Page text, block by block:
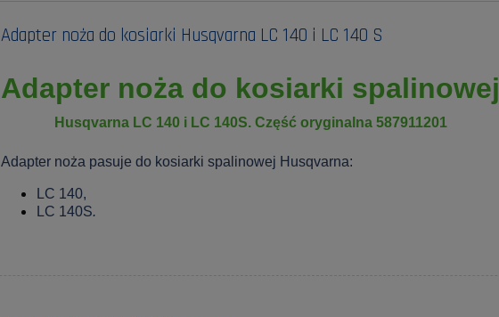
Adapter noża do kosiarki Husqvarna LC 140 i LC 140 S
Adapter noża do kosiarki spalinowej
Husqvarna LC 140 i LC 140S. Część oryginalna 587911201
Adapter noża pasuje do kosiarki spalinowej Husqvarna:
LC 140,
LC 140S.